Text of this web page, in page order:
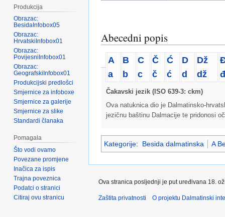
Abecedni popis
A
a
B
b
C
c
Č
č
Ć
ć
D
d
Dž
dž
đ
Čakavski jezik (ISO 639-3: ckm)
Ova natuknica dio je Dalmatinsko-
jezičnu baštinu Dalmacije te pridonosi
Kategorije: Besida dalmatinska A
Produkcija
Obrazac:
BesidaInfobox05
Obrazac:
HrvatskiInfobox01
Obrazac:
PovijesniInfobox01
Obrazac:
GeografskiInfobox01
Produkcijski predlošci
Smjernice za infoboxe
Smjernice za galerije
Smjernice za slike
Standardi članaka
Pomagala
Što vodi ovamo
Povezane promjene
Inačica za ispis
Trajna poveznica
Podatci o stranici
Citiraj ovu stranicu
Ova stranica posljednji je put uređivana 18.
Zaštita privatnosti O projektu Dalmatinski